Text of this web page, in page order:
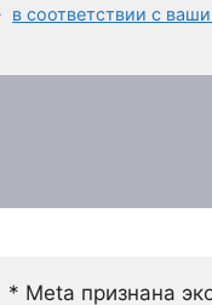
Метки
в соответствии с
* Meta признана